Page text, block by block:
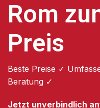
Rom
Preis
Beste Preise ✓
Beratung ✓
Jetzt unverbindlich